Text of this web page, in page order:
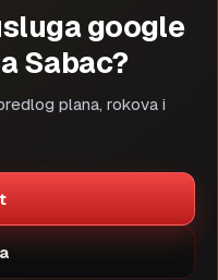
google
Sabac?
plana, rokova i